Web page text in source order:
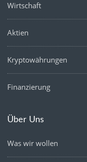
Wirtschaft
Aktien
Kryptowährungen
Finanzierung
Über Uns
Was wir wollen